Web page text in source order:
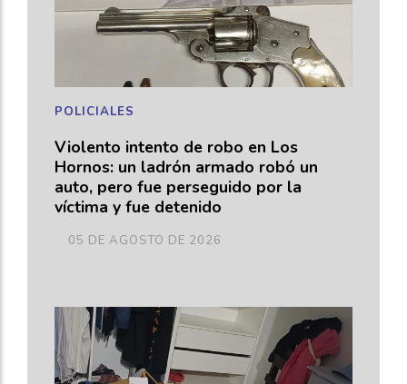
Violento intento de robo en Los
Hornos: un ladrón armado robó un
auto, pero fue perseguido por la
víctima y fue detenido
POLICIALES
05 DE AGOSTO DE 2026